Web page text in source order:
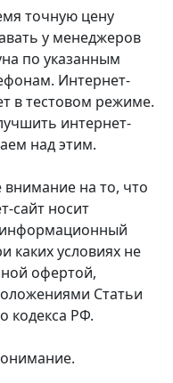
точную цену
у менеджеров
по указанным
Интернет-
в тестовом режиме.
интернет-
над этим.
на то, что
сайт носит
каких условиях не
офертой,
Статьи
кодекса РФ.